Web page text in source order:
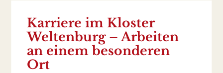
Karriere im Kloster
Weltenburg – Arbeiten
an einem besonderen
Ort